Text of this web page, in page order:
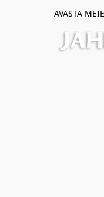
AVASTA